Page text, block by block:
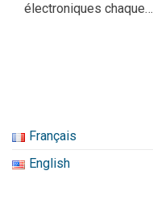
électroniques chaque…
Français
English